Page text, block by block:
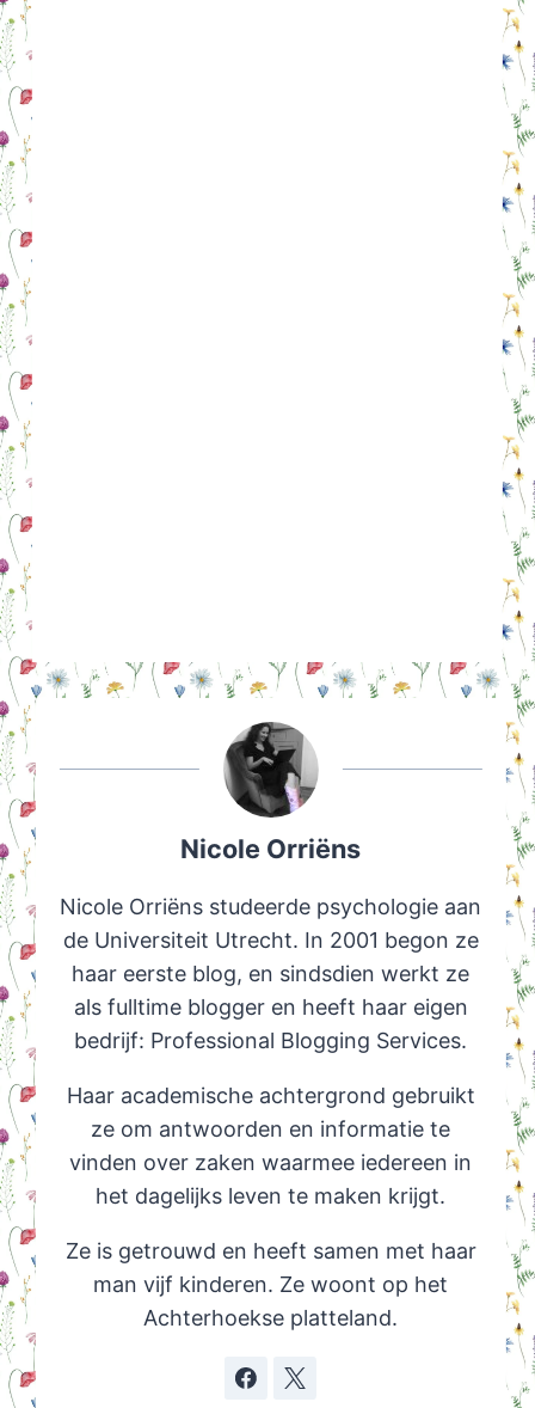
Nicole Orriëns
Nicole Orriëns studeerde psychologie aan
de Universiteit Utrecht. In 2001 begon ze
haar eerste blog, en sindsdien werkt ze
als fulltime blogger en heeft haar eigen
bedrijf: Professional Blogging Services.
Haar academische achtergrond gebruikt
ze om antwoorden en informatie te
vinden over zaken waarmee iedereen in
het dagelijks leven te maken krijgt.
Ze is getrouwd en heeft samen met haar
man vijf kinderen. Ze woont op het
Achterhoekse platteland.